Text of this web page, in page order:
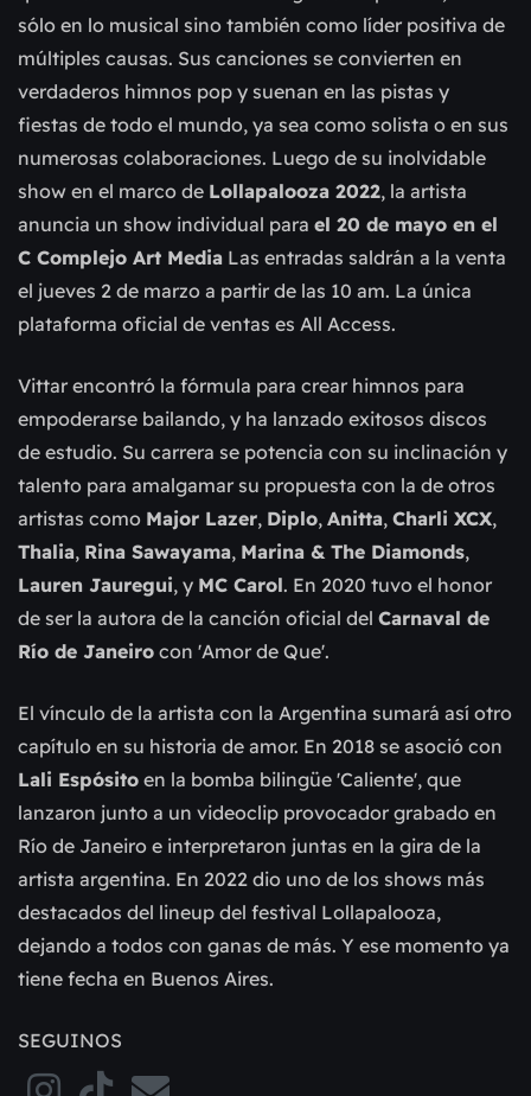
sólo en lo musical sino también como líder positiva de
múltiples causas. Sus canciones se convierten en
verdaderos himnos pop y suenan en las pistas y
fiestas de todo el mundo, ya sea como solista o en sus
numerosas colaboraciones. Luego de su inolvidable
show en el marco de Lollapalooza 2022, la artista
anuncia un show individual para el 20 de mayo en el
C Complejo Art Media Las entradas saldrán a la venta
el jueves 2 de marzo a partir de las 10 am. La única
plataforma oficial de ventas es All Access.
Vittar encontró la fórmula para crear himnos para
empoderarse bailando, y ha lanzado exitosos discos
de estudio. Su carrera se potencia con su inclinación y
talento para amalgamar su propuesta con la de otros
artistas como Major Lazer, Diplo, Anitta, Charli XCX,
Thalia, Rina Sawayama, Marina & The Diamonds,
Lauren Jauregui, y MC Carol. En 2020 tuvo el honor
de ser la autora de la canción oficial del Carnaval de
Río de Janeiro con 'Amor de Que'.
El vínculo de la artista con la Argentina sumará así otro
capítulo en su historia de amor. En 2018 se asoció con
Lali Espósito en la bomba bilingüe 'Caliente', que
lanzaron junto a un videoclip provocador grabado en
Río de Janeiro e interpretaron juntas en la gira de la
artista argentina. En 2022 dio uno de los shows más
destacados del lineup del festival Lollapalooza,
dejando a todos con ganas de más. Y ese momento ya
tiene fecha en Buenos Aires.
SEGUINOS